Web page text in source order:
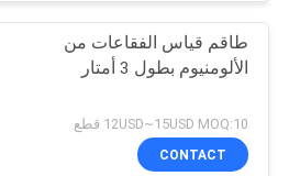
مراقبة
الجودة
اتصلمنشور 360 درجة
13
طاقم قياس الفقاعات من
الألومنيوم بطول 3 أمتار
12USD~15USD MOQ:10 قطع
CONTACT